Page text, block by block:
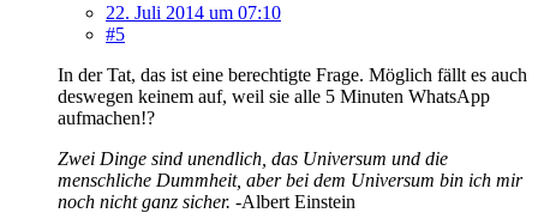
22. Juli 2014 um 07:10
#5
In der Tat, das ist eine berechtigte Frage. Möglich fällt es auch
deswegen keinem auf, weil sie alle 5 Minuten WhatsApp
aufmachen!?
Zwei Dinge sind unendlich, das Universum und die
menschliche Dummheit, aber bei dem Universum bin ich mir
noch nicht ganz sicher. -Albert Einstein